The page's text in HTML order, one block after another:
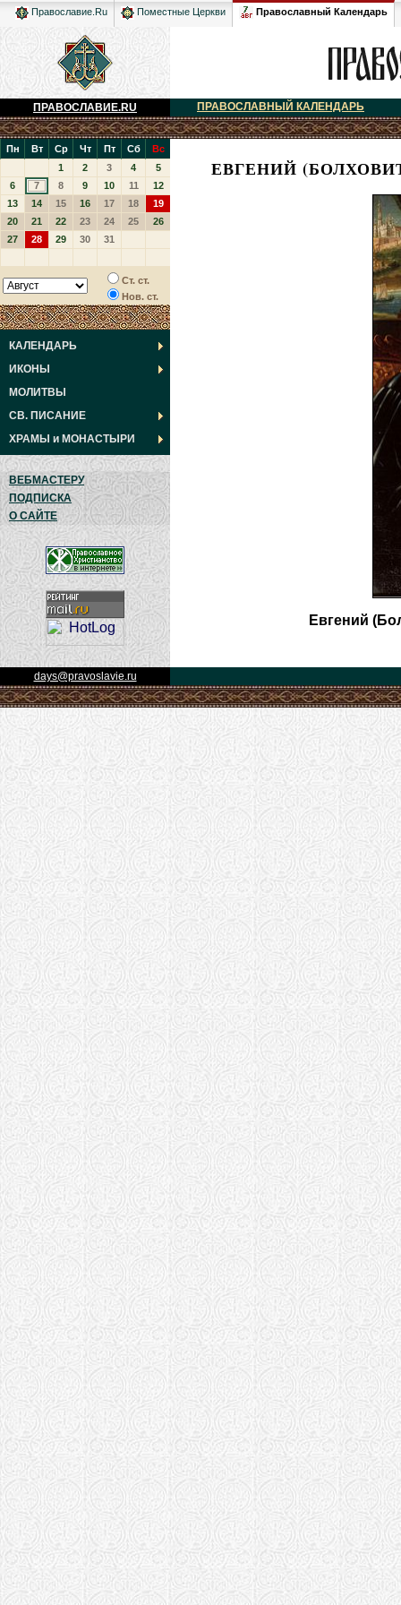
Православие.Ru Поместные Церкви Православный Календарь
ПРАВОСЛАВИЕ.RU ПРАВОСЛАВНЫЙ КАЛЕНДАРЬ
Пн Вт Ср Чт Пт Сб
Вс
1
2 3 4
5
6
7 8 9 10 11
12
13
14 15 16 17 18
19
20
21 22 23 24 25
26
27
28 29 30 31
Ст. ст.
Нов. ст.
КАЛЕНДАРЬ
ИКОНЫ
МОЛИТВЫ
СВ. ПИСАНИЕ
ХРАМЫ и МОНАСТЫРИ
ВЕБМАСТЕРУ
ПОДПИСКА
О САЙТЕ
ЕВГЕНИЙ
Евгений
days@pravoslavie.ru